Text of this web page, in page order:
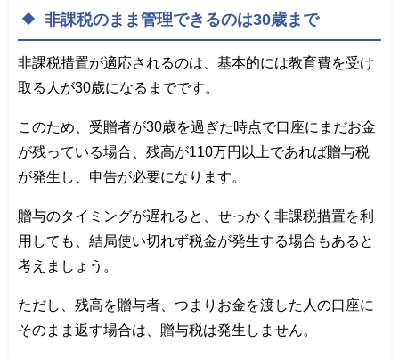
非課税のまま管理できるのは30歳まで
非課税措置が適応されるのは、基本的には教育費を受け
取る人が30歳になるまでです。
このため、受贈者が30歳を過ぎた時点で口座にまだお金
が残っている場合、残高が110万円以上であれば贈与税
が発生し、申告が必要になります。
贈与のタイミングが遅れると、せっかく非課税措置を利
用しても、結局使い切れず税金が発生する場合もあると
考えましょう。
ただし、残高を贈与者、つまりお金を渡した人の口座に
そのまま返す場合は、贈与税は発生しません。